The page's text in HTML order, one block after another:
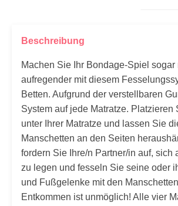
Beschreibung
Machen Sie Ihr Bondage-Spiel sogar
aufregender mit diesem
Betten. Aufgrund der verstellbaren
System auf jede Matratze. Platzieren
unter Ihrer Matratze und lassen Sie
Manschetten an den Seiten
fordern Sie Ihre/n Partner/in auf, sich
zu legen und fesseln Sie seine oder
und Fußgelenke mit den
Entkommen ist unmöglich! Alle vier